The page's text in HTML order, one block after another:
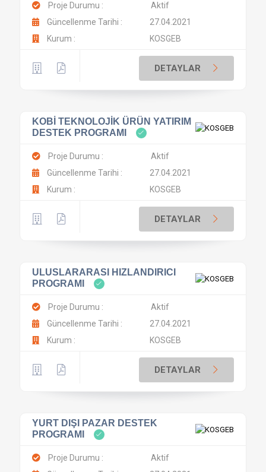
Proje Durumu :
Aktif
Güncellenme Tarihi :
27.04.2021
Kurum :
KOSGEB
DETAYLAR
KOBİ TEKNOLOJİK ÜRÜN YATIRIM
DESTEK PROGRAMI
Proje Durumu :
Aktif
Güncellenme Tarihi :
27.04.2021
Kurum :
KOSGEB
DETAYLAR
ULUSLARARASI HIZLANDIRICI
PROGRAMI
Proje Durumu :
Aktif
Güncellenme Tarihi :
27.04.2021
Kurum :
KOSGEB
DETAYLAR
YURT DIŞI PAZAR DESTEK
PROGRAMI
Proje Durumu :
Aktif